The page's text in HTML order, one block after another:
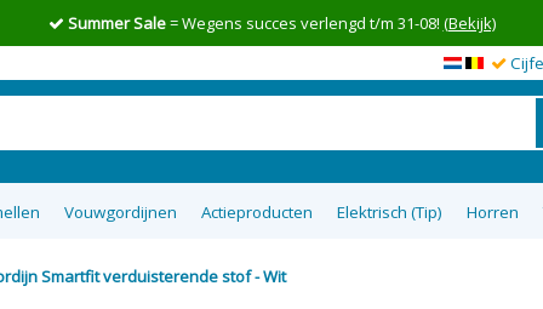
Summer Sale= Wegens succes verlengd t/m 31-08! (Bekijk)
Vouwgordijnen Actieproducten Elektrisch (Tip) Horren
Smartfit verduisterende stof - Wit